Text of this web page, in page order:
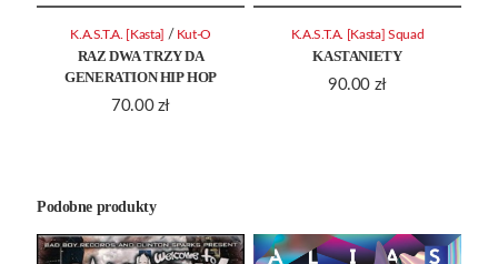
RAZ DWA TRZY DA
GENERATION HIP HOP
70.00 zł
K.A.S.T.A. [Kasta] / Kut-O
KASTANIETY
90.00 zł
K.A.S.T.A. [Kasta] Squad
Podobne produkty